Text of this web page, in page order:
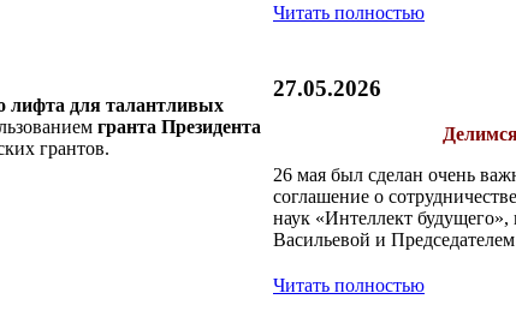
лифта для талантливых
гранта Президента
грантов.
Читать полностью
27.05.2026
26 мая был сделан очень
соглашение о
наук «Интеллект
Васильевой и
Читать полностью